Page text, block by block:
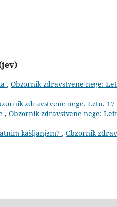
, Obzornik zdravstvene nege:
zdravstvene nege: Letn.
, Obzornik zdravstvene nege:
kašljanjem? , Obzornik